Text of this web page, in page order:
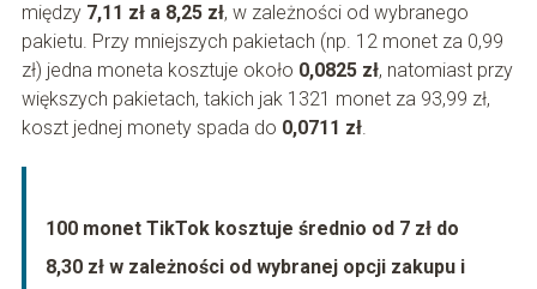
między 7,11 zł a 8,25 zł, w zależności od wybranego
pakietu. Przy mniejszych pakietach (np. 12 monet za 0,99
zł) jedna moneta kosztuje około 0,0825 zł, natomiast przy
większych pakietach, takich jak 1321 monet za 93,99 zł,
koszt jednej monety spada do 0,0711 zł.
100 monet TikTok kosztuje średnio od 7 zł do
8,30 zł w zależności od wybranej opcji zakupu i